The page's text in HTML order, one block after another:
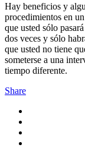
Hay beneficios y
procedimientos en
que usted sólo
dos veces y sólo
que usted no tiene
someterse a una
tiempo diferente.
Share